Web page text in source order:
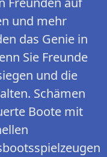
und mehr
das Genie in
Sie Freunde
und die
Schämen
Boote mit